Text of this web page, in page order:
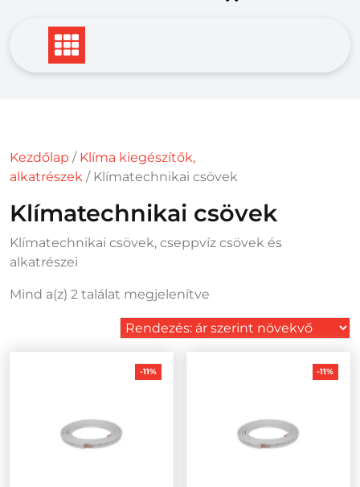
Kezdőlap / Klíma kiegészítők,
alkatrészek / Klímatechnikai csövek
Klímatechnikai csövek
Klímatechnikai csövek, cseppvíz csövek és
alkatrészei
Mind a(z) 2 találat megjelenítve
price:
-11% -11%